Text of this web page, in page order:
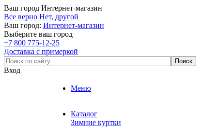
Ваш город Интернет-магазин
Все верно Нет, другой
Ваш город: Интернет-магазин
Выберите ваш город
+7 800 775-12-25
Доставка с примеркой
Вход
Меню
Каталог
Зимние куртки